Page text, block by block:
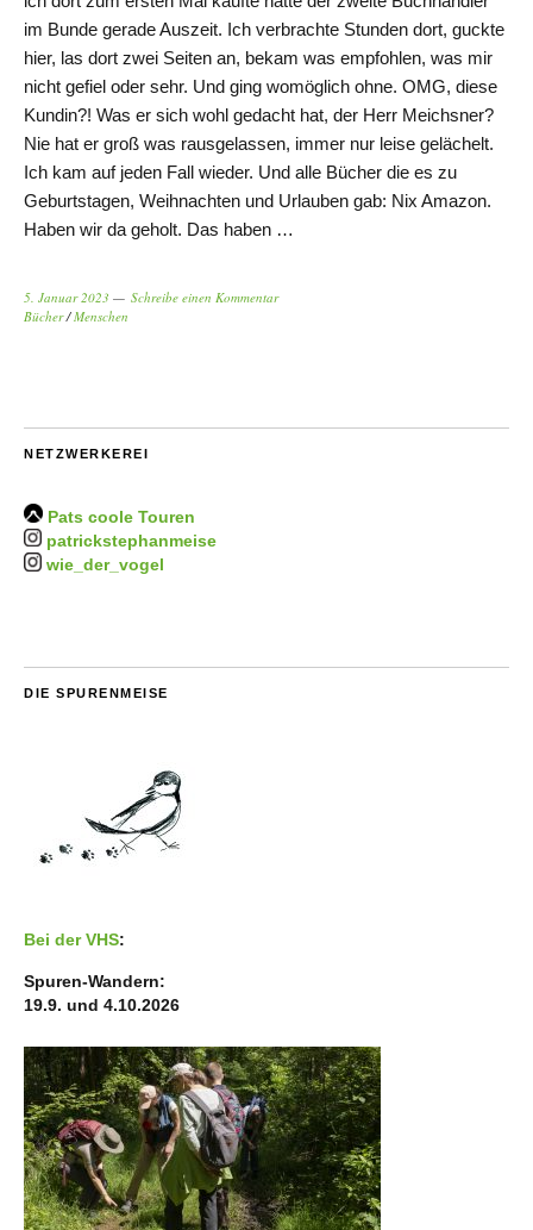
im Bunde gerade Auszeit. Ich verbrachte Stunden dort, guckte
hier, las dort zwei Seiten an, bekam was empfohlen, was mir
nicht gefiel oder sehr. Und ging womöglich ohne. OMG, diese
Kundin?! Was er sich wohl gedacht hat, der Herr Meichsner?
Nie hat er groß was rausgelassen, immer nur leise gelächelt.
Ich kam auf jeden Fall wieder. Und alle Bücher die es zu
Geburtstagen, Weihnachten und Urlauben gab: Nix Amazon.
Haben wir da geholt. Das haben …
5. Januar 2023
Schreibe einen Kommentar
Bücher/Menschen
NETZWERKEREI
Pats coole Touren
patrickstephanmeise
wie_der_vogel
DIE SPURENMEISE
Bei der VHS:
Spuren-Wandern:
19.9. und 4.10.2026